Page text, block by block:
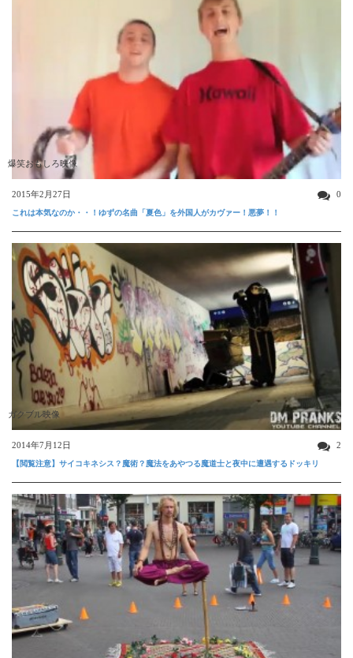
爆笑おもしろ映像
2015年2月27日 0
これは本気なのか・・！ゆずの名曲「夏色」を外国人がカヴァー！悪夢！！
ガクブル映像
2014年7月12日 2
【閲覧注意】サイコキネシス？魔術？魔法をあやつる魔道士と夜中に遭遇するドッキリ